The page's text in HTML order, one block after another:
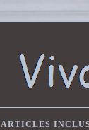
ARTICLES INCLUS